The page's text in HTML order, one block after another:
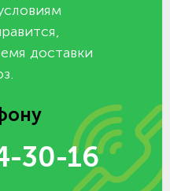
доставки
30-16